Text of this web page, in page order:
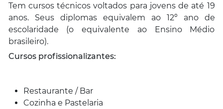
Tem cursos técnicos voltados para jovens de até 19
anos. Seus diplomas equivalem ao 12º ano de
escolaridade (o equivalente ao Ensino Médio
brasileiro).
Cursos profissionalizantes:
Restaurante / Bar
Cozinha e Pastelaria